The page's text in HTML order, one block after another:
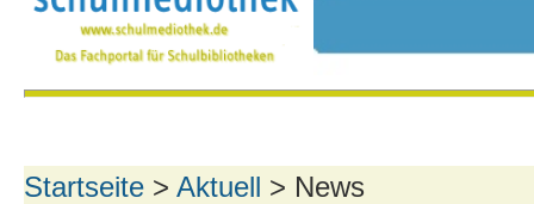
Startseite > Aktuell > News